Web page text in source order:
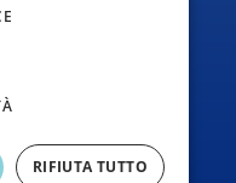
RIFIUTA TUTTO